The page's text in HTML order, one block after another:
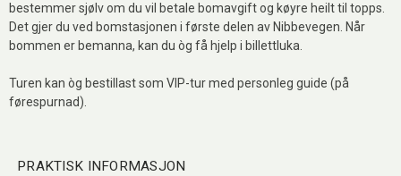
bestemmer sjølv om du vil betale bomavgift og køyre heilt til topps.
Det gjer du ved bomstasjonen i første delen av Nibbevegen. Når
bommen er bemanna, kan du òg få hjelp i billettluka.
Turen kan òg bestillast som VIP-tur med personleg guide (på
førespurnad).
PRAKTISK INFORMASJON